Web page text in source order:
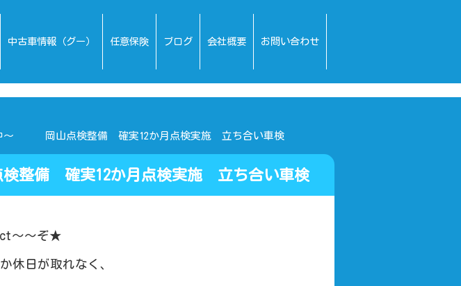
中古車情報（グー） 任意保険 ブログ 会社概要 お問い合わせ
中～ 岡山点検整備 確実12か月点検実施 立ち合い車検
整備 確実12か月点検実施 立ち合い車検
～～ぞ★
休日が取れなく、